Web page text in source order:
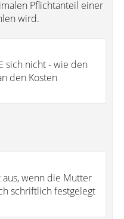
Pflichtanteil einer
wird.
sich nicht - wie den
den Kosten
wenn die Mutter
schriftlich festgelegt